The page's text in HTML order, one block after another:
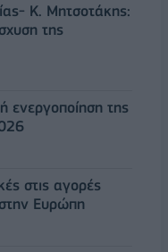
Κ. Μητσοτάκης:
της
ενεργοποίηση της
στις αγορές
Ευρώπη